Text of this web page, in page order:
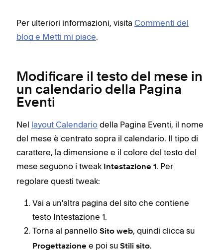
Per ulteriori informazioni, visita Commenti del
blog e Metti mi piace.
Modificare il testo del mese in
un calendario della Pagina
Eventi
Nel layout Calendario della Pagina Eventi, il nome
del mese è centrato sopra il calendario. Il tipo di
carattere, la dimensione e il colore del testo del
mese seguono i tweak
Intestazione 1. Per
regolare questi tweak:
Vai a un'altra pagina del sito che contiene
testo Intestazione 1.
Torna al pannello Sito web, quindi clicca su
Progettazione e poi su Stili sito.